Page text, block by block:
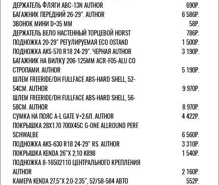
ДЕРЖАТЕЛЬ ФЛЯГИ ABC-13N AUTHOR
690Р.
БАГАЖНИК ПЕРЕДНИЙ 26-29". AUTHOR
6 586Р.
ЗВОНОК МИНИ D=35 ММ
58Р.
ДЕРЖАТЕЛЬ ВЕЛО НАСТЕННЫЙ ТОРЦЕВОЙ HORST
786Р.
ПОДНОЖКА 20-29" РЕГУЛИРУЕМАЯ ECO OSTAND
1 500Р.
ПОДНОЖКА AKS-570 R18 24-29". ЧЕРНАЯ AUTHOR
3 190Р.
БАГАЖНИК НА ВИЛКУ 206-125ММ ACR-F05-ALU СО
СТРОПАМИ. AUTHOR
5 190Р.
ШЛЕМ FREERIDE/DH FULLFACE ABS-HARD SHELL, 52-
54СМ. AUTHOR
9 970Р.
ШЛЕМ FREERIDE/DH FULLFACE ABS-HARD SHELL, 56-
58СМ. AUTHOR
8 970Р.
СУМКА НА ПОЯС A-L GATE V=2.6Л. AUTHOR
4 422Р.
ПОКРЫШКА 28X1.70 700X45C G-ONE ALLROUND PERF.
SCHWALBE
6 560Р.
ПОДНОЖКА AKS-630 R18 24-29" RS. AUTHOR
3 310Р.
ПОКРЫШКА KENDA 26"Х 2,10 K898
1 540Р.
ПОДНОЖКА 8-16502110 ЦЕНТРАЛЬНОГО КРЕПЛЕНИЯ
AUTHOR
2 160Р.
КАМЕРА KENDA 27,5"Х 2.0-2.35", 52/58-584 АВТО
552Р.